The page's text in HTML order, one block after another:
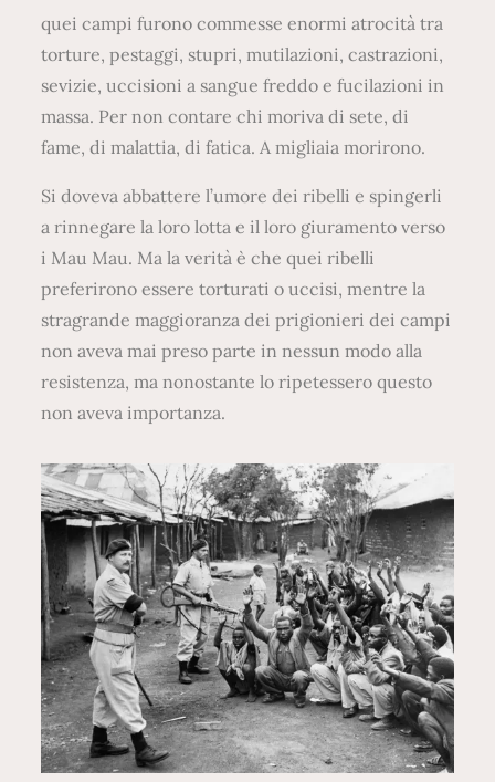
quei campi furono commesse enormi atrocità tra
torture, pestaggi, stupri, mutilazioni, castrazioni,
sevizie, uccisioni a sangue freddo e fucilazioni in
massa. Per non contare chi moriva di sete, di
fame, di malattia, di fatica. A migliaia morirono.
Si doveva abbattere l’umore dei ribelli e spingerli
a rinnegare la loro lotta e il loro giuramento verso
i Mau Mau. Ma la verità è che quei ribelli
preferirono essere torturati o uccisi, mentre la
stragrande maggioranza dei prigionieri dei campi
non aveva mai preso parte in nessun modo alla
resistenza, ma nonostante lo ripetessero questo
non aveva importanza.